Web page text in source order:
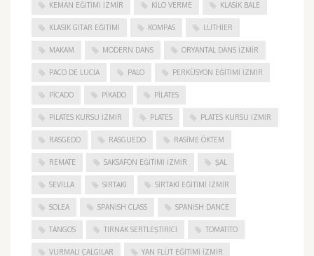
KEMAN EĞITIMI İZMIR KILO VERME KLASIK BALE
KLASIK GITAR EĞITIMI KOMPAS LUTHIER
MAKAM MODERN DANS ORYANTAL DANS İZMIR
PACO DE LUCIA PALO PERKÜSYON EĞITIMI İZMIR
PICADO PIKADO PILATES
PILATES KURSU İZMIR PLATES PLATES KURSU İZMIR
RASGEDO RASGUEDO RASIME ÖKTEM
REMATE SAKSAFON EĞITIMI İZMIR ŞAL
SEVILLA SIRTAKI SIRTAKI EĞITIMI İZMIR
SOLEA SPANISH CLASS SPANISH DANCE
TANGOS TIRNAK SERTLEŞTIRICI TOMATITO
VURMALI ÇALGILAR YAN FLÜT EĞITIMI İZMIR